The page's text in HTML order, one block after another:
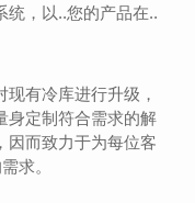
统，以..您的产品在..
有冷库进行升级，
身定制符合需求的解
因而致力于为每位客
求。